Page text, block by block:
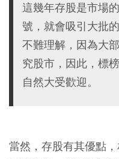
這幾年存股是市場
號，就會吸引大批
不難理解，因為大
究股市，因此，標
自然大受歡迎。
當然，存股有其優點